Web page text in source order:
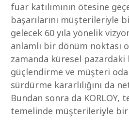
fuar katılımının ötesine
başarılarını müşterileriyle
gelecek 60 yıla yönelik
anlamlı bir dönüm noktası
zamanda küresel pazardaki
güçlendirme ve müşteri
sürdürme kararlılığını da
Bundan sonra da KORLOY,
temelinde müşterileriyle